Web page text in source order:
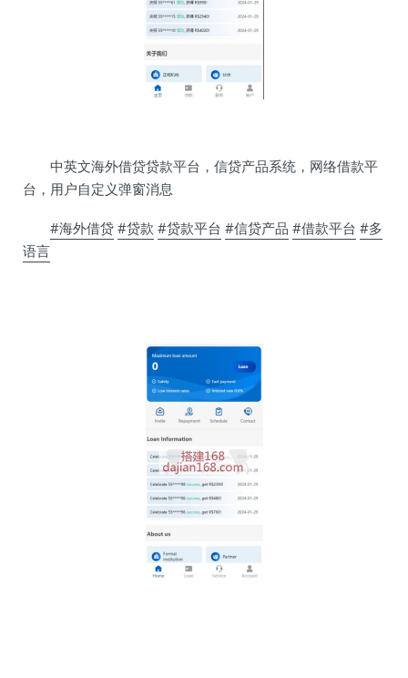
中英文海外借贷贷款平台，信贷产品系统，网络借款平
台，用户自定义弹窗消息
#海外借贷 #贷款 #贷款平台 #信贷产品 #借款平台 #多
语言